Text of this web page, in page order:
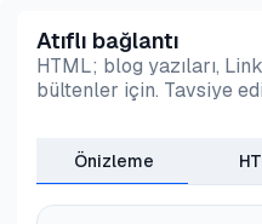
Atıflı bağlantı
HTML; blog yazıları,
bültenler için. Tavsiye
Önizleme